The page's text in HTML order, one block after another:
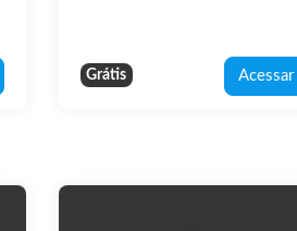
Grátis Acessar